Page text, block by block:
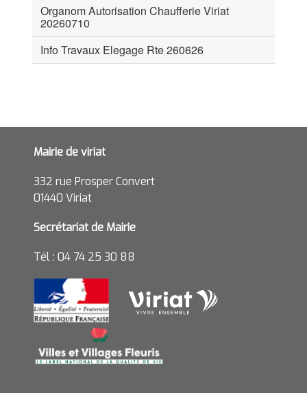
Organom Autorisation Chaufferie Viriat
20260710
Info Travaux Elegage Rte 260626
Mairie de viriat
332 rue Prosper Convert
01440 Viriat
Secrétariat de Mairie
Tél : 04 74 25 30 88